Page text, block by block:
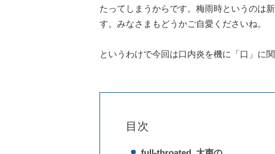
たってしまうからです。梅雨時というのは
す。みなさまもどうかご自愛くださいね。
というわけで今回は口内炎を機に「口」に
目次